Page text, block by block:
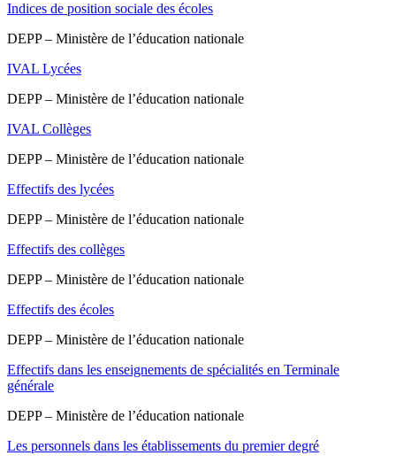
Indices de position sociale des écoles
DEPP – Ministère de l’éducation nationale
IVAL Lycées
DEPP – Ministère de l’éducation nationale
IVAL Collèges
DEPP – Ministère de l’éducation nationale
Effectifs des lycées
DEPP – Ministère de l’éducation nationale
Effectifs des collèges
DEPP – Ministère de l’éducation nationale
Effectifs des écoles
DEPP – Ministère de l’éducation nationale
Effectifs dans les enseignements de spécialités en Terminale
générale
DEPP – Ministère de l’éducation nationale
Les personnels dans les établissements du premier degré